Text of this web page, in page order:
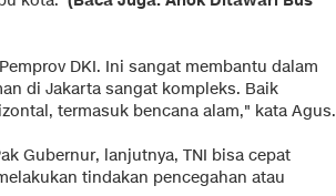
DKI. Ini sangat membantu dalam
di Jakarta sangat kompleks. Baik
termasuk bencana alam," kata Agus.
Gubernur, lanjutnya, TNI bisa cepat
tindakan pencegahan atau